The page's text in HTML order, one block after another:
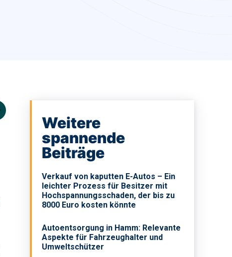
Weitere
spannende
Beiträge
Verkauf von kaputten E-Autos – Ein
leichter Prozess für Besitzer mit
Hochspannungsschaden, der bis zu
8000 Euro kosten könnte
Autoentsorgung in Hamm: Relevante
Aspekte für Fahrzeughalter und
Umweltschützer